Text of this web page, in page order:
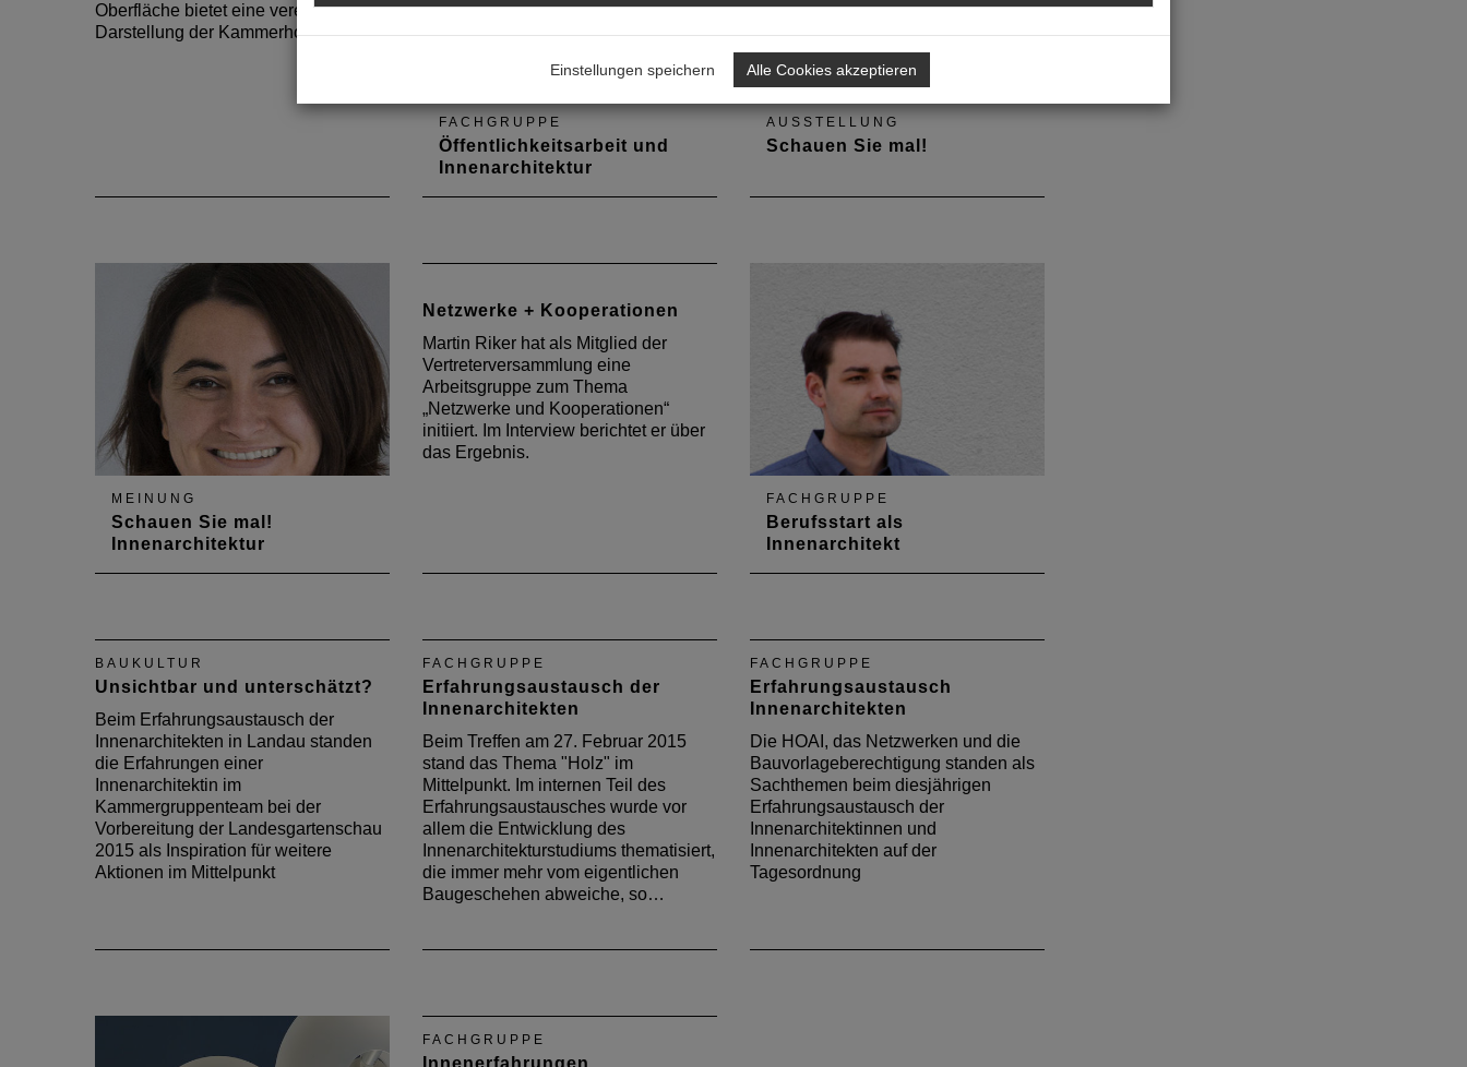
Oberfläche bietet eine vereinfachte
Darstellung der Kammerhomepage.
FACHGRUPPE
Öffentlichkeitsarbeit und
Innenarchitektur
in der Hochschule Trier stand das
Thema Öffentlichkeitsarbeit,
speziell im Hinblick auf den
Internetauftritt der…
AUSSTELLUNG
Schauen Sie mal!
MEINUNG
Schauen Sie mal!
Innenarchitektur
Vorstandsmitglied Eva
Holdenried begeistert von der
Vielfalt und Qualität der Projekte
und dankt den Kolleginnen und…
Netzwerke + Kooperationen
Martin Riker hat als Mitglied der
Vertreterversammlung eine
Arbeitsgruppe zum Thema
„Netzwerke und Kooperationen“
initiiert. Im Interview berichtet er über
das Ergebnis.
FACHGRUPPE
Berufsstart als
Innenarchitekt
BAUKULTUR
Unsichtbar und unterschätzt?
Beim Erfahrungsaustausch der
Innenarchitekten in Landau standen
die Erfahrungen einer
Innenarchitektin im
Kammergruppenteam bei der
Vorbereitung der Landesgartenschau
2015 als Inspiration für weitere
Aktionen im Mittelpunkt
FACHGRUPPE
Erfahrungsaustausch der
Innenarchitekten
Beim Treffen am 27. Februar 2015
stand das Thema "Holz" im
Mittelpunkt. Im internen Teil des
Erfahrungsaustausches wurde vor
allem die Entwicklung des
Innenarchitekturstudiums thematisiert,
die immer mehr vom eigentlichen
Baugeschehen abweiche, so…
FACHGRUPPE
Erfahrungsaustausch
Innenarchitekten
Die HOAI, das Netzwerken und die
Bauvorlageberechtigung standen als
Sachthemen beim diesjährigen
Erfahrungsaustausch der
Innenarchitektinnen und
Innenarchitekten auf der
Tagesordnung
FACHGRUPPE
Einstellungen speichern Alle Cookies akzeptieren